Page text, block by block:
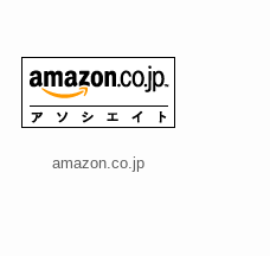
amazon.co.jp